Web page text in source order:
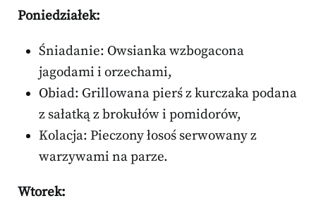
Poniedziałek:
Śniadanie: Owsianka wzbogacona
jagodami i orzechami,
Obiad: Grillowana pierś z kurczaka podana
z sałatką z brokułów i pomidorów,
Kolacja: Pieczony łosoś serwowany z
warzywami na parze.
Wtorek: